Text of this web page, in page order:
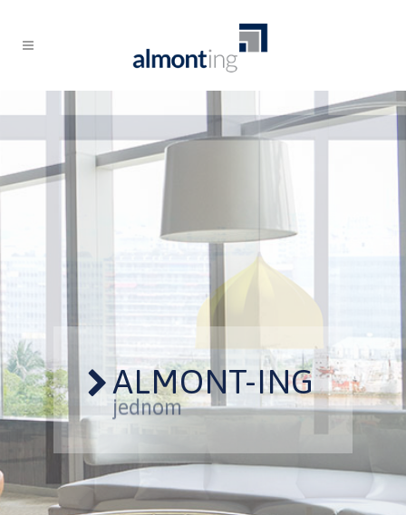
ALMONT-ING
Estetika i kvaliteta u
jednom